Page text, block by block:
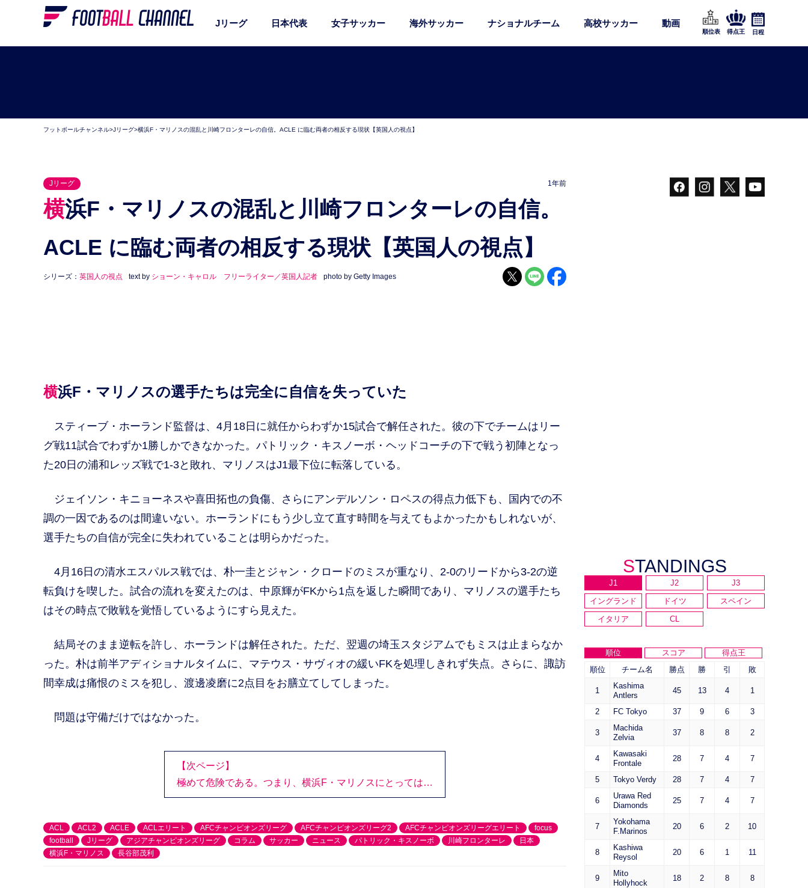
Jリーグ 日本代表 女子サッカー 海外サッカー ナショナルチーム 高校サッカー 動画
順位表 得点王 日程
フットボールチャンネル>Jリーグ>横浜F・マリノスの混乱と川崎フロンターレの自信。ACLE に臨む両者の相反する現状【英国人の視点】
Jリーグ 1年前
横浜F・マリノスの混乱と川崎フロンターレの自信。
ACLE に臨む両者の相反する現状【英国人の視点】
シリーズ： 英国人の視点 text by ショーン・キャロル フリーライター／英国人記者 photo by Getty Images
横浜F・マリノスの選手たちは完全に自信を失っていた
スティーブ・ホーランド監督は、4月18日に就任からわずか15試合で解任された。彼の下でチームはリー
グ戦11試合でわずか1勝しかできなかった。パトリック・キスノーボ・ヘッドコーチの下で戦う初陣となっ
た20日の浦和レッズ戦で1-3と敗れ、マリノスはJ1最下位に転落している。
ジェイソン・キニョーネスや喜田拓也の負傷、さらにアンデルソン・ロペスの得点力低下も、国内での不
調の一因であるのは間違いない。ホーランドにもう少し立て直す時間を与えてもよかったかもしれないが、
選手たちの自信が完全に失われていることは明らかだった。
4月16日の清水エスパルス戦では、朴一圭とジャン・クロードのミスが重なり、2-0のリードから3-2の逆
転負けを喫した。試合の流れを変えたのは、中原輝がFKから1点を返した瞬間であり、マリノスの選手たち
はその時点で敗戦を覚悟しているようにすら見えた。
結局そのまま逆転を許し、ホーランドは解任された。ただ、翌週の埼玉スタジアムでもミスは止まらなか
った。朴は前半アディショナルタイムに、マテウス・サヴィオの緩いFKを処理しきれず失点。さらに、諏訪
間幸成は痛恨のミスを犯し、渡邊凌磨に2点目をお膳立てしてしまった。
問題は守備だけではなかった。
【次ページ】
極めて危険である。つまり、横浜F・マリノスにとっては…
ACL ACL2 ACLE ACLエリート AFCチャンピオンズリーグ AFCチャンピオンズリーグ2 AFCチャンピオンズリーグエリート
focus
football
Jリーグ アジアチャンピオンズリーグ コラム サッカー ニュース パトリック・キスノーボ 川崎フロンターレ
日本
横浜F・マリノス
長谷部茂利
STANDINGS
J1 J2
J3
イングランド
ドイツ
スペイン
イタリア
CL
順位 スコア
得点王
順位
チーム名 勝点 勝 引 敗
1
Kashima
Antlers
45 13 4 1
2 FC Tokyo 37 9 6 3
3
Machida
Zelvia
37 8 8 2
4
Kawasaki
Frontale
28 7 4 7
5 Tokyo Verdy 28 7 4 7
6
Urawa Red
Diamonds
25 7 4 7
7
Yokohama
F.Marinos
20 6 2 10
8
Kashiwa
Reysol
20 6 1 11
9
Mito
Hollyhock
18 2 8 8